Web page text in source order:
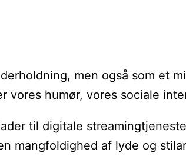
men også som et
humør, vores sociale
til digitale
mangfoldighed af lyde og